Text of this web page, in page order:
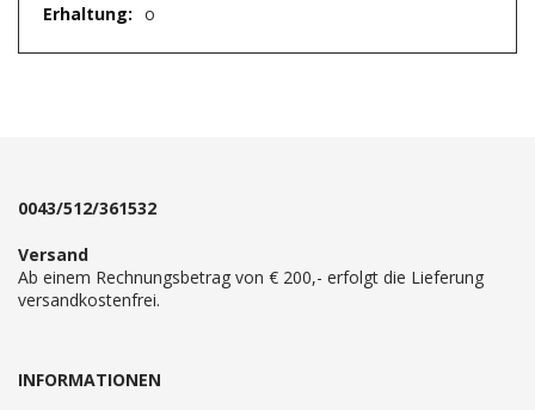
o
0043/512/361532
Versand
Ab einem Rechnungsbetrag von € 200,- erfolgt die Lieferung
versandkostenfrei.
INFORMATIONEN